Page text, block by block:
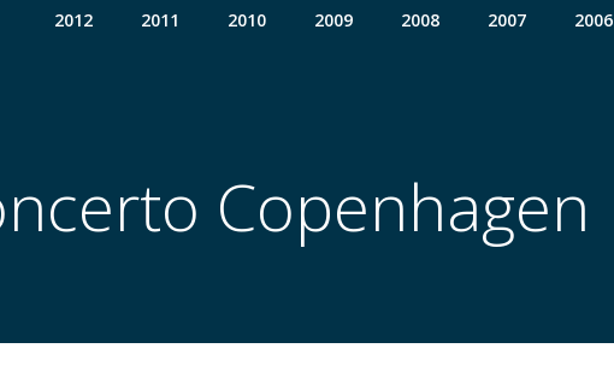
2012 2011 2010 2009 2008 2007 2006
Copenhagen